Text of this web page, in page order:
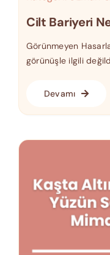
Cilt Bariyeri
Görünmeyen
görünüşle ilgili
Devamı